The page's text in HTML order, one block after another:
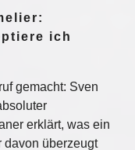
ich
gemacht: Sven
erklärt, was ein
davon überzeugt